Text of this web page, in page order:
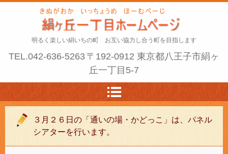
明るく楽しい絹いちの町 お互い協力し合う町を目指します
TEL.042-636-5263 〒192-0912 東京都八王子市絹ヶ
丘一丁目5-7
３月２６日の「通いの場・かどっこ」は、パネル
シアターを行います。